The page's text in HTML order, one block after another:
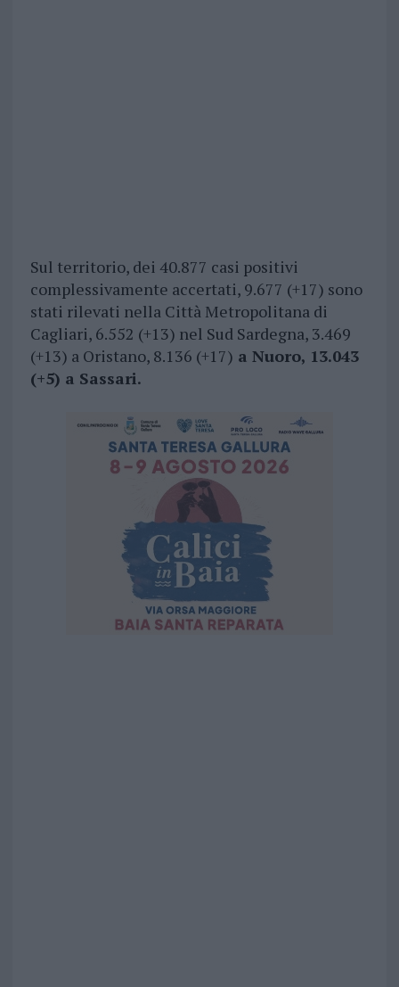
Sul territorio, dei 40.877 casi positivi
complessivamente accertati, 9.677 (+17) sono
stati rilevati nella Città Metropolitana di
Cagliari, 6.552 (+13) nel Sud Sardegna, 3.469
(+13) a Oristano, 8.136 (+17) a Nuoro, 13.043
(+5) a Sassari.